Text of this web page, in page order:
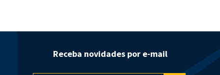
Receba novidades por e-mail